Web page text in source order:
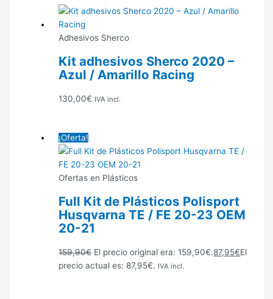
Adhesivos Sherco
Kit adhesivos Sherco 2020 –
Azul / Amarillo Racing
130,00€ IVA incl.
¡Oferta!
Ofertas en Plásticos
Full Kit de Plásticos Polisport
Husqvarna TE / FE 20-23 OEM
20-21
159,90€ El precio original era: 159,90€.87,95€El
precio actual es: 87,95€. IVA incl.